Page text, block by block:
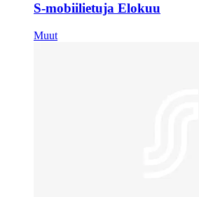
S-mobiilietuja Elokuu
Muut